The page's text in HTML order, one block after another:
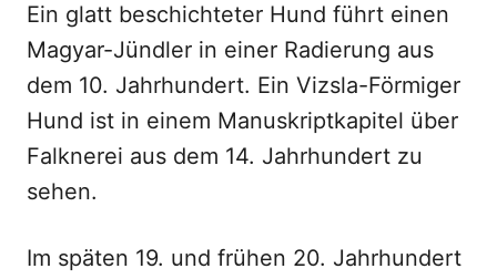
Ein glatt beschichteter Hund führt einen
Magyar-Jündler in einer Radierung aus
dem 10. Jahrhundert. Ein Vizsla-Förmiger
Hund ist in einem Manuskriptkapitel über
Falknerei aus dem 14. Jahrhundert zu
sehen.
Im späten 19. und frühen 20. Jahrhundert